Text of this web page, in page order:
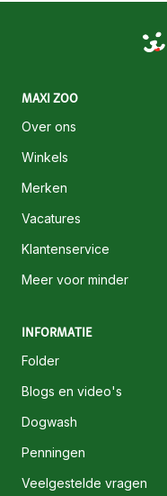
MAXI ZOO
Over ons
Winkels
Merken
Vacatures
Klantenservice
Meer voor minder
INFORMATIE
Folder
Blogs en video's
Dogwash
Penningen
Veelgestelde vragen